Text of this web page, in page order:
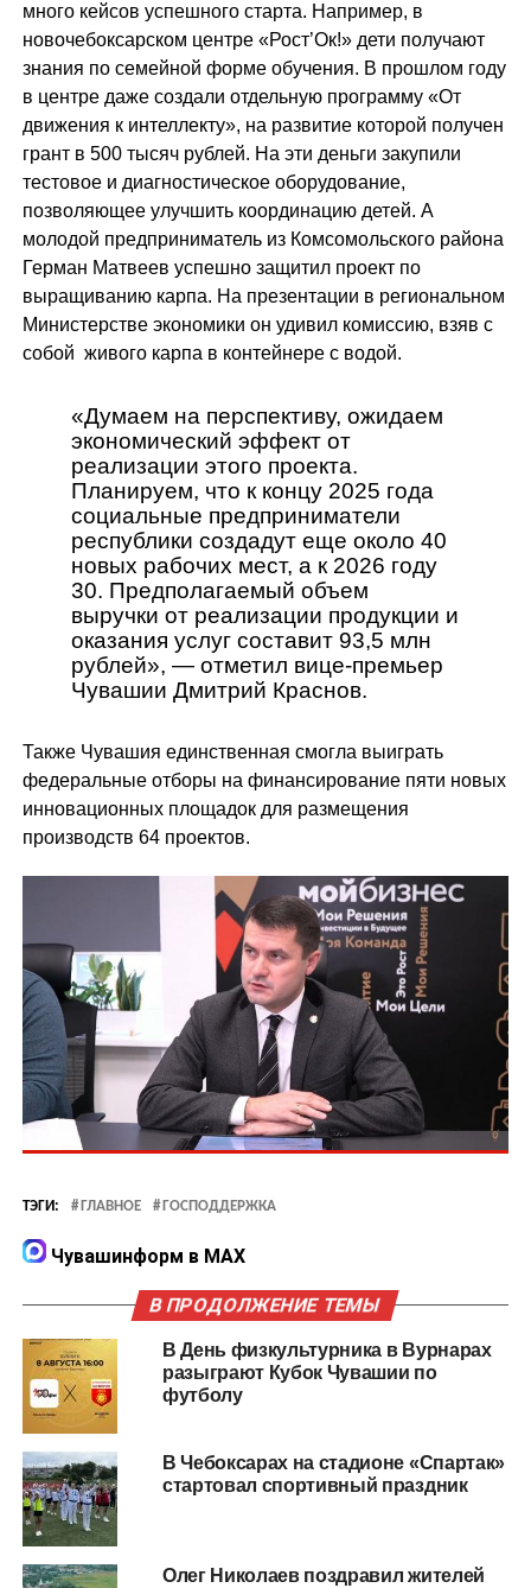
много кейсов успешного старта. Например, в
новочебоксарском центре «Рост’Ок!» дети получают
знания по семейной форме обучения. В прошлом году
в центре даже создали отдельную программу «От
движения к интеллекту», на развитие которой получен
грант в 500 тысяч рублей. На эти деньги закупили
тестовое и диагностическое оборудование,
позволяющее улучшить координацию детей. А
молодой предприниматель из Комсомольского района
Герман Матвеев успешно защитил проект по
выращиванию карпа. На презентации в региональном
Министерстве экономики он удивил комиссию, взяв с
собой живого карпа в контейнере с водой.
«Думаем на перспективу, ожидаем
экономический эффект от
реализации этого проекта.
Планируем, что к концу 2025 года
социальные предприниматели
республики создадут еще около 40
новых рабочих мест, а к 2026 году
30. Предполагаемый объем
выручки от реализации продукции и
оказания услуг составит 93,5 млн
рублей», — отметил вице-премьер
Чувашии Дмитрий Краснов.
Также Чувашия единственная смогла выиграть
федеральные отборы на финансирование пяти новых
инновационных площадок для размещения
производств 64 проектов.
ТЭГИ: ГЛАВНОЕ ГОСПОДДЕРЖКА
Чувашинформ в MAX
В ПРОДОЛЖЕНИЕ ТЕМЫ
В День физкультурника в Вурнарах
разыграют Кубок Чувашии по
футболу
В Чебоксарах на стадионе «Спартак»
стартовал спортивный праздник
Олег Николаев поздравил жителей